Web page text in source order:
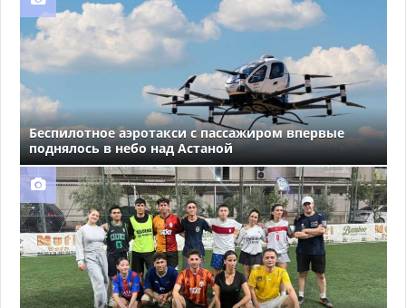
Беспилотное аэротакси с пассажиром впервые
поднялось в небо над Астаной